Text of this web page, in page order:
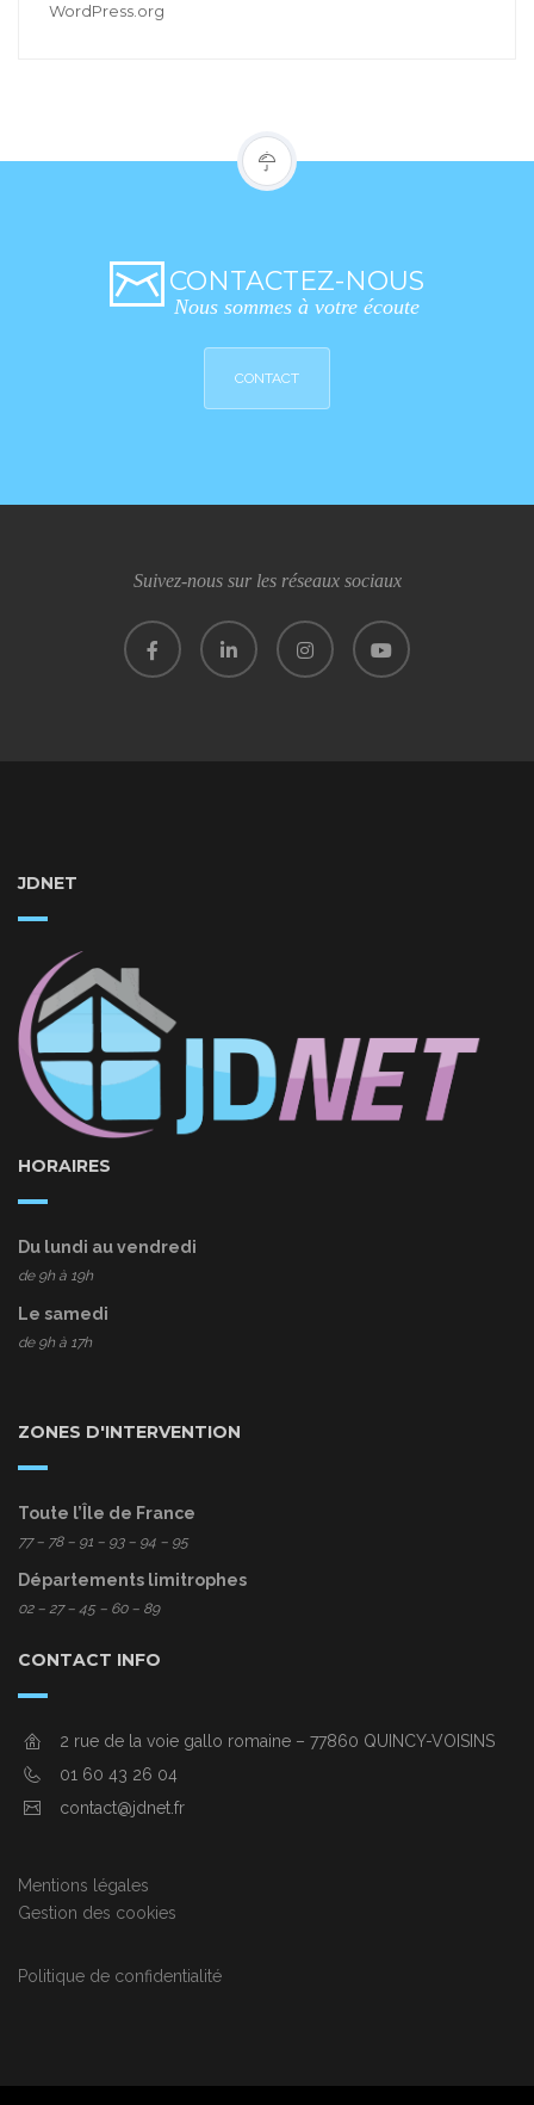
WordPress.org
CONTACTEZ-NOUS
Nous sommes à votre écoute
CONTACT
Suivez-nous sur les réseaux sociaux
JDNET
HORAIRES
Du lundi au vendredi
de 9h à 19h
Le samedi
de 9h à 17h
ZONES D'INTERVENTION
Toute l’Île de France
77– 78 – 91 – 93 – 94 – 95
Départements limitrophes
02 – 27 – 45 – 60 – 89
CONTACT INFO
2 rue de la voie gallo romaine – 77860 QUINCY-VOISINS
01 60 43 26 04
contact@jdnet.fr
Mentions légales
Gestion des cookies
Politique de confidentialité